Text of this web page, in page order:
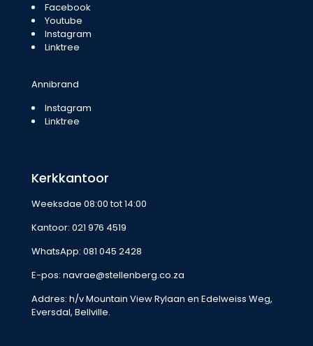
Facebook
Youtube
Instagram
Linktree
Annibrand
Instagram
Linktree
Kerkkantoor
Weeksdae 08:00 tot 14:00
Kantoor: 021 976 4519
WhatsApp: 081 045 2428
E-pos: navrae@stellenberg.co.za
Addres: h/v Mountain View Rylaan en Edelweiss Weg,
Eversdal, Bellville.